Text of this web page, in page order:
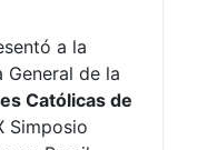
a la
General de la
Católicas de
Simposio